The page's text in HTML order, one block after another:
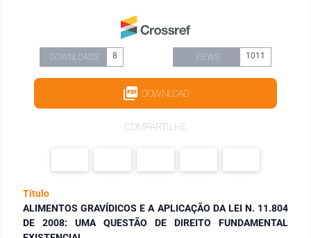
DOWNLOADS 8 VIEWS 1011
DOWNLOAD
COMPARTILHE
Título
ALIMENTOS GRAVÍDICOS E A APLICAÇÃO DA LEI N. 11.804
DE 2008: UMA QUESTÃO DE DIREITO FUNDAMENTAL